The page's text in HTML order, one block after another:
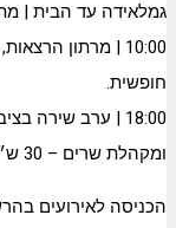
גמלאידה עד הבית | מתנ"ס רמות
10:00 | מרתון
חופשית.
18:00 | ערב שירה
ומקהלת שרים – 30 ש״ח.
הכניסה לאירועים